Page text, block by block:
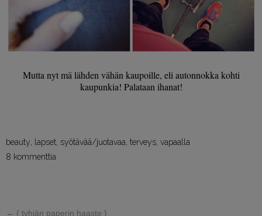
Mutta nyt mä lähden vähän kaupoille, eli autonnokka kohti
kaupunkia! Palataan ihanat!
beauty, lapset, syötävää/juotavaa, terveys, vapaalla
8 kommenttia
← { tyhjän paperin haaste }